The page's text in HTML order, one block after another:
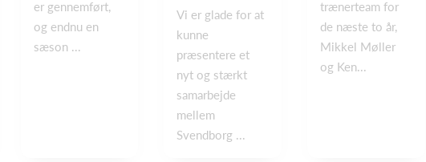
er gennemført,
og endnu en
sæson ...
Vi er glade for at
kunne
præsentere et
nyt og stærkt
samarbejde
mellem
Svendborg ...
trænerteam for
de næste to år,
Mikkel Møller
og Ken...